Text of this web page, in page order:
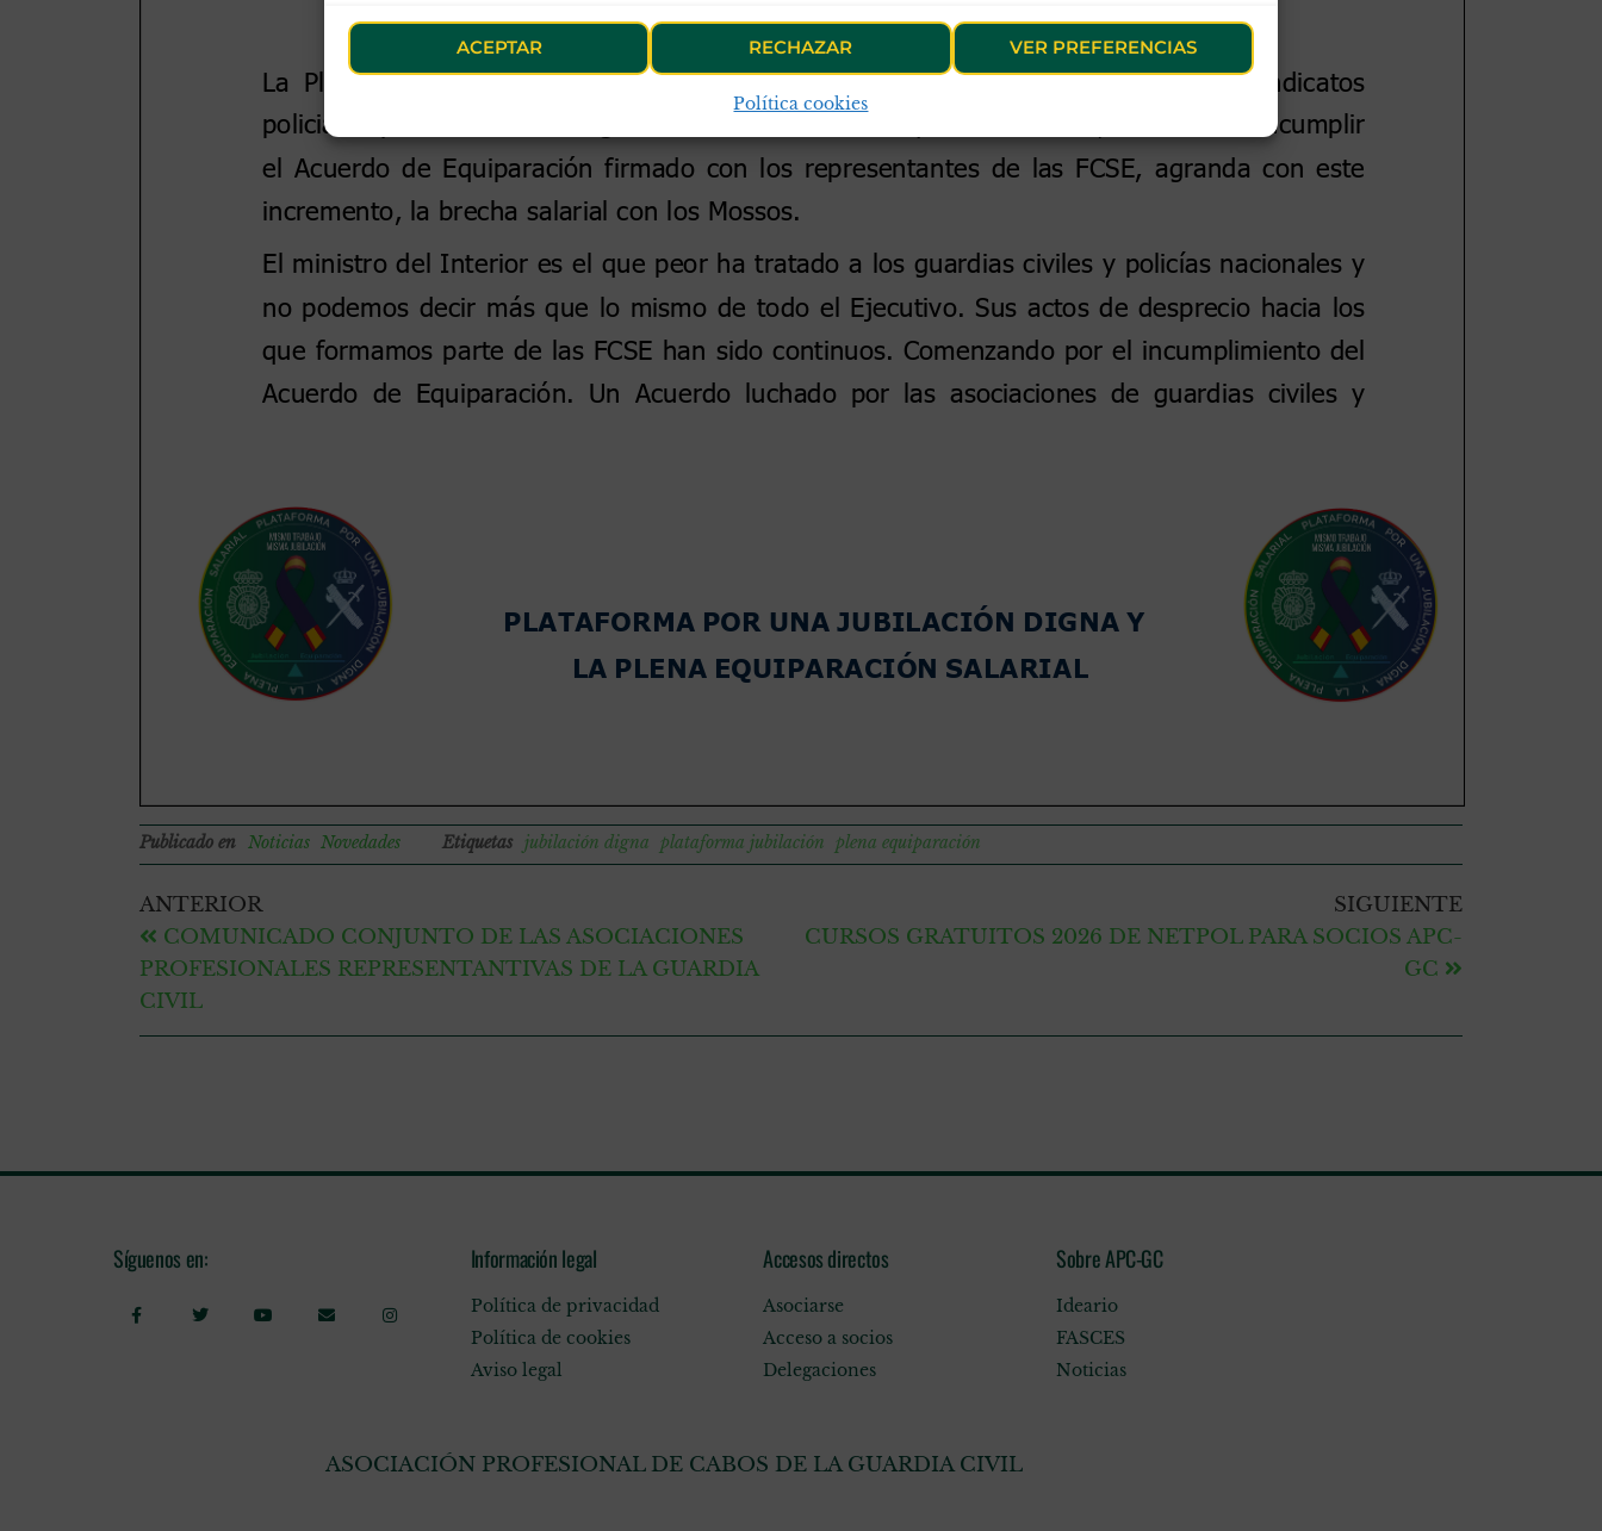
ACEPTAR RECHAZAR VER PREFERENCIAS
Política cookies
Publicado en Noticias Novedades Etiquetas jubilación digna plataforma jubilación plena equiparación
ANTERIOR
COMUNICADO CONJUNTO DE LAS ASOCIACIONES
PROFESIONALES REPRESENTANTIVAS DE LA GUARDIA
CIVIL
SIGUIENTE
CURSOS GRATUITOS 2026 DE NETPOL PARA SOCIOS APC-
GC
Síguenos en: Información legal
Política de privacidad
Política de cookies
Aviso legal
Accesos directos
Asociarse
Acceso a socios
Delegaciones
Sobre APC-GC
Ideario
FASCES
Noticias
ASOCIACIÓN PROFESIONAL DE CABOS DE LA GUARDIA CIVIL